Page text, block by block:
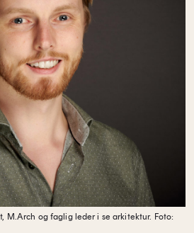
M.Arch og faglig leder i se arkitektur. Foto: